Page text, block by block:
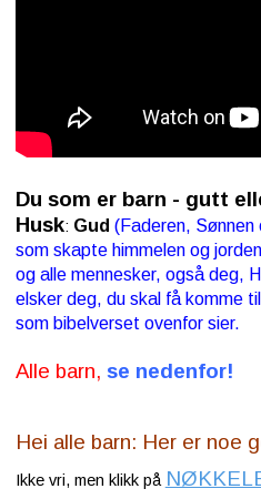
Du som er barn - gutt
Husk: Gud (Faderen, Sønnen
som skapte himmelen og
og alle mennesker, også deg,
elsker deg, du skal få komme
som bibelverset ovenfor sier.
Alle barn, se nedenfor!
Hei alle barn: Her er noe
Ikke vri, men klikk på